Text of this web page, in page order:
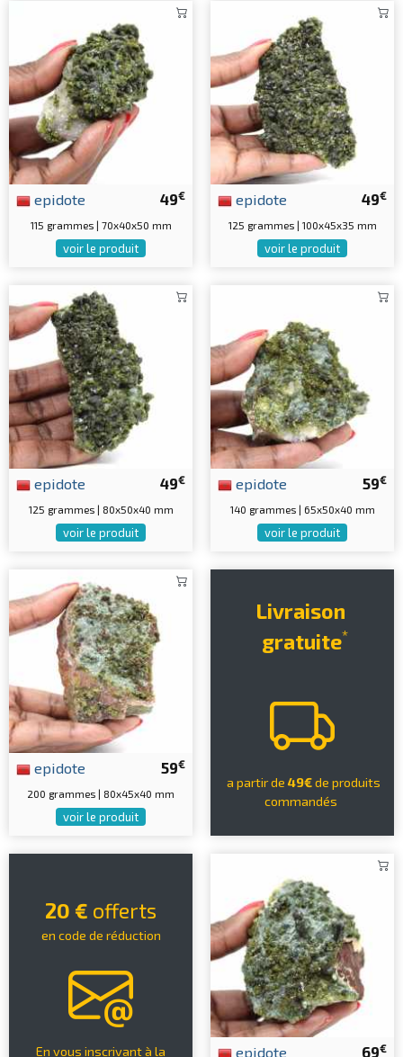
49€
epidote
115 grammes | 70x40x50 mm
voir le produit
49€
epidote
125 grammes | 100x45x35 mm
voir le produit
49€
epidote
125 grammes | 80x50x40 mm
voir le produit
59€
epidote
140 grammes | 65x50x40 mm
voir le produit
59€
epidote
200 grammes | 80x45x40 mm
voir le produit
Livraison
gratuite*
a partir de 49€de produits
commandés
20 € offerts
en code de réduction
En vous inscrivant à la 69€
epidote